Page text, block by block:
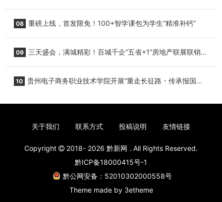
08 重磅上线，首发限免！100+智学课包为学生“精准补钙”
09 三天盛会，满城精彩！百城千企“五省+1”房地产联展联销活
10 贵州电子商务职业技术学院开展“重走长征路・传承报国
关于我们 联系方式 投稿说明 友情链接
Copyright 2018- 2026 黔新网 . All Rights Reserved.
黔ICP备18000415号-1
黔公网安备：52010302000558号
Theme made by 3etheme